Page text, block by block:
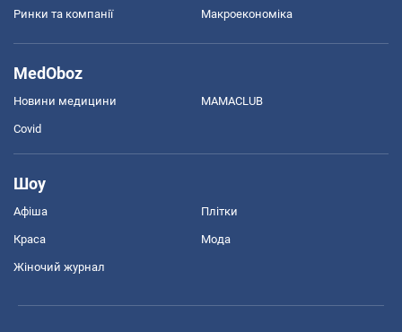
Ринки та компанії Макроекономіка
MedOboz
Новини медицини MAMACLUB
Covid
Шоу
Афіша Плітки
Краса Мода
Жіночий журнал